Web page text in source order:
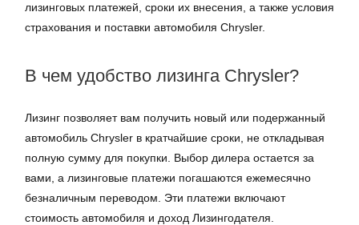
лизинговых платежей, сроки их внесения, а также условия
страхования и поставки автомобиля Chrysler.
В чем удобство лизинга Chrysler?
Лизинг позволяет вам получить новый или подержанный
автомобиль Chrysler в кратчайшие сроки, не откладывая
полную сумму для покупки. Выбор дилера остается за
вами, а лизинговые платежи погашаются ежемесячно
безналичным переводом. Эти платежи включают
стоимость автомобиля и доход Лизингодателя.